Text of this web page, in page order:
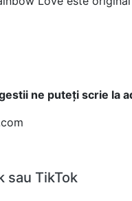
ne puteți scrie la
sau TikTok